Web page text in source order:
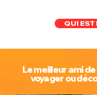
QUI EST
Le meilleur ami
voyager ou